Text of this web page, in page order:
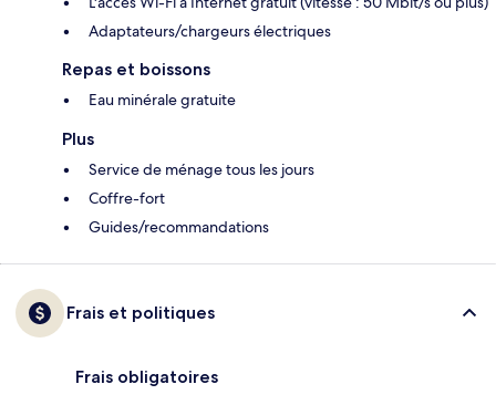
Adaptateurs/chargeurs électriques
Repas et boissons
Eau minérale gratuite
Plus
Service de ménage tous les jours
Coffre-fort
Guides/recommandations
Frais et politiques
Frais obligatoires